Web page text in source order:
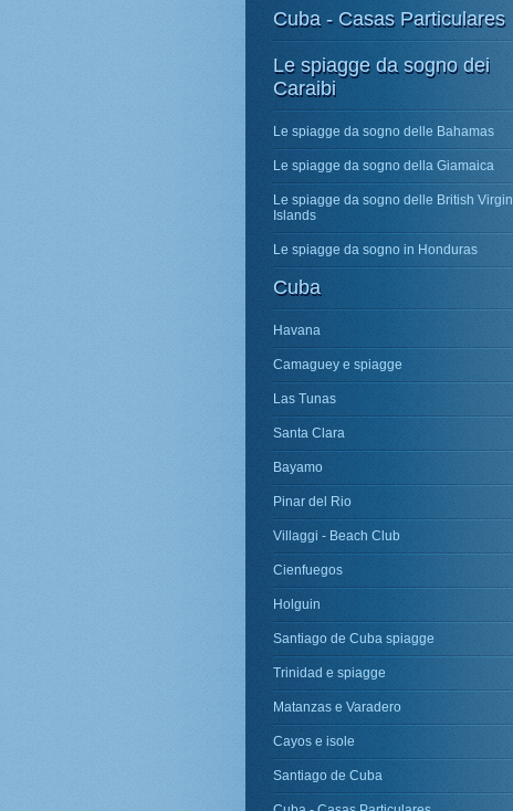
Cuba - Casas Particulares
Le spiagge da sogno dei
Caraibi
Le spiagge da sogno delle Bahamas
Le spiagge da sogno della Giamaica
Le spiagge da sogno delle British Virgin
Islands
Le spiagge da sogno in Honduras
Cuba
Havana
Camaguey e spiagge
Las Tunas
Santa Clara
Bayamo
Pinar del Rio
Villaggi - Beach Club
Cienfuegos
Holguin
Santiago de Cuba spiagge
Trinidad e spiagge
Matanzas e Varadero
Cayos e isole
Santiago de Cuba